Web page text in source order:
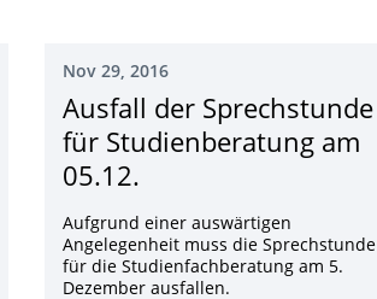
Nov 29, 2016
Ausfall der Sprechstunde
für Studienberatung am
05.12.
Aufgrund einer auswärtigen
Angelegenheit muss die Sprechstunde
für die Studienfachberatung am 5.
Dezember ausfallen.